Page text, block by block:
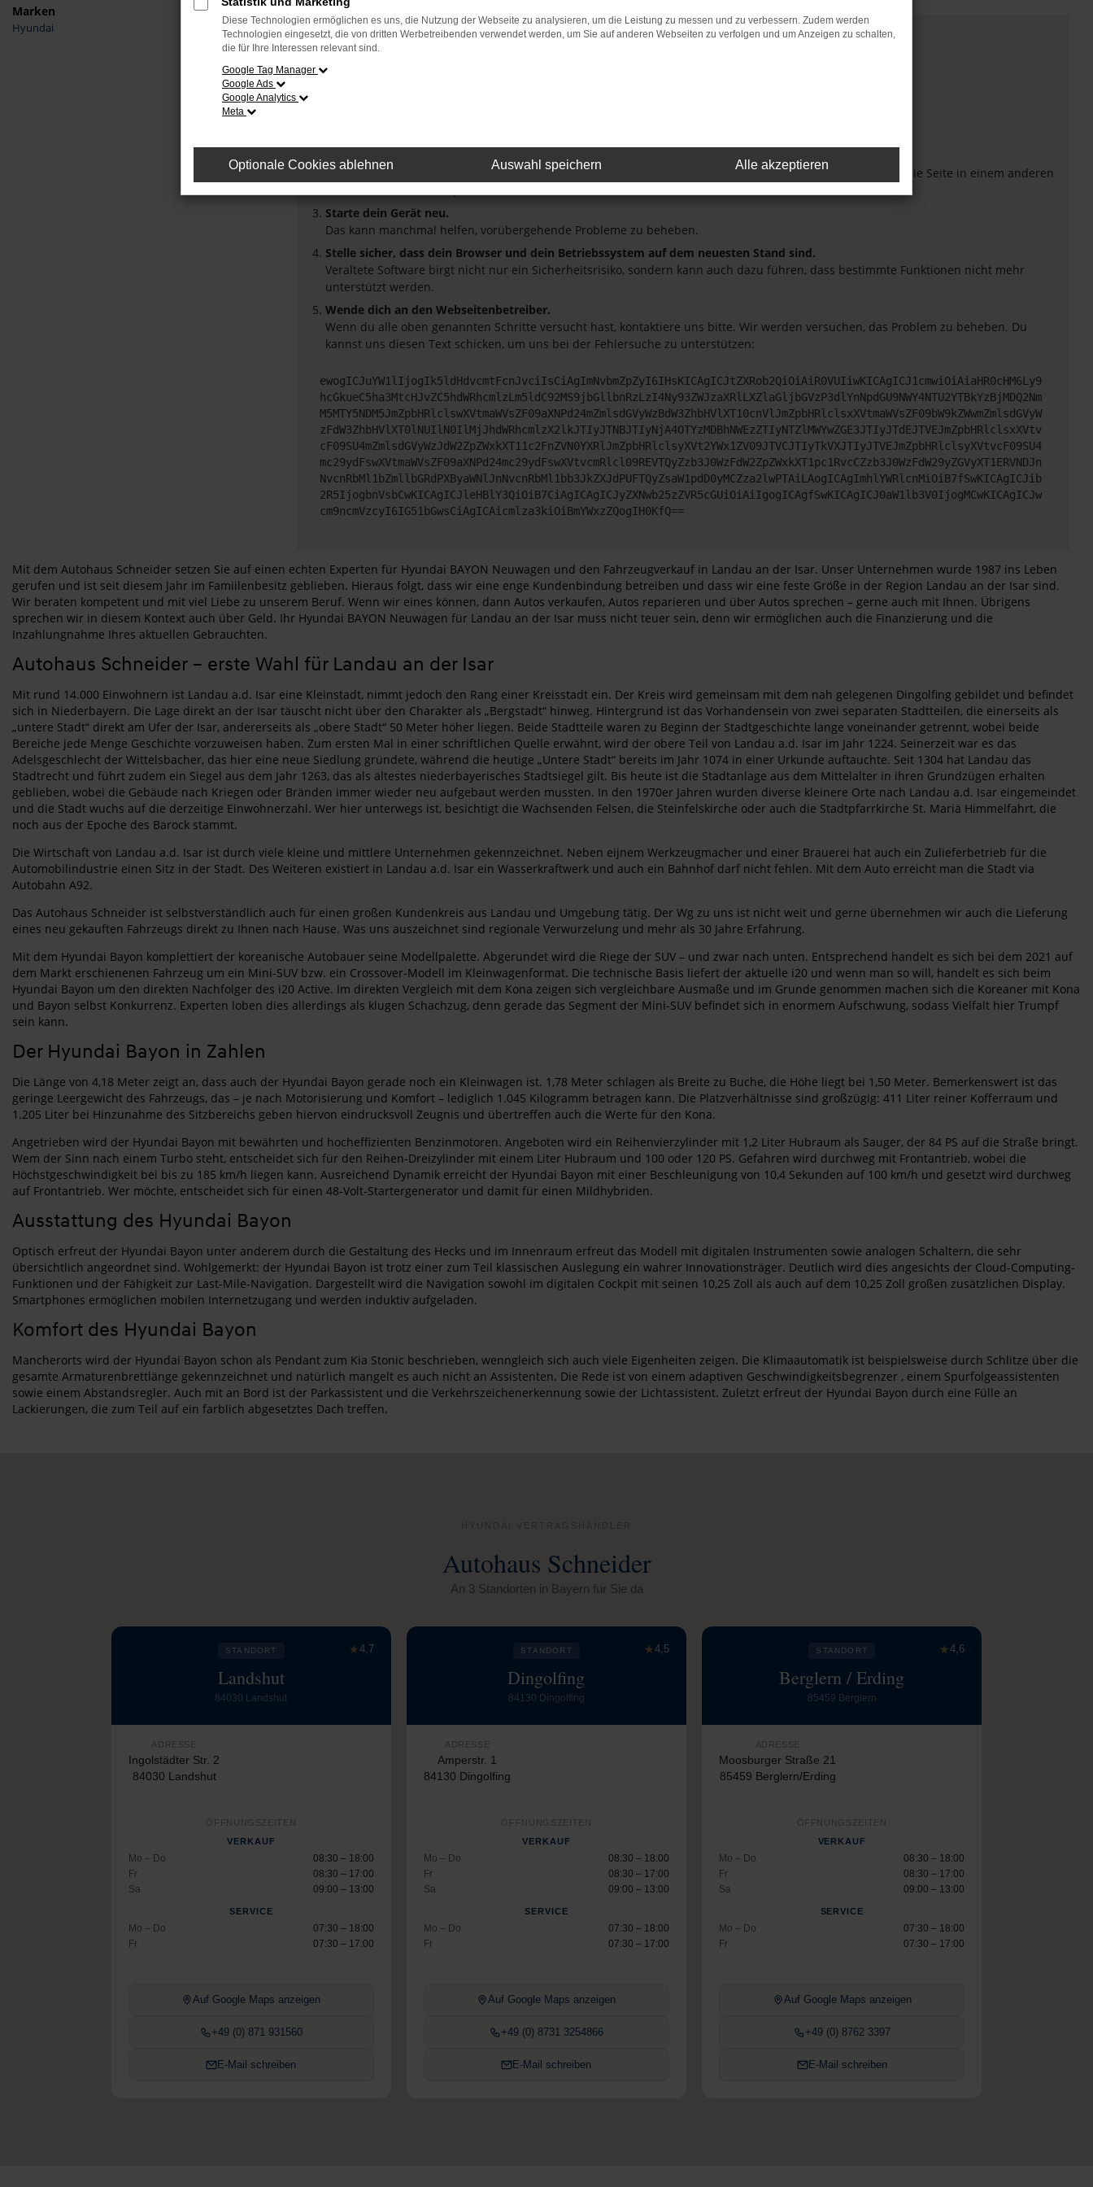
Marken
Hyundai Fehler: Network Error
Beim Laden ist ein Fehler aufgetreten.
Prüfe deine Browsererweiterungen.
Manche Erweiterungen, wie Werbeblocker, können das Laden bestimmter Seiten verhindern. Funktioniert die Seite in einem anderen
Starte dein Gerät neu.
Das kann manchmal helfen, vorübergehende Probleme zu beheben.
Stelle sicher, dass dein Browser und dein Betriebssystem auf dem neuesten Stand sind.
Veraltete Software birgt nicht nur ein Sicherheitsrisiko, sondern kann auch dazu führen, dass bestimmte Funktionen nicht mehr
unterstützt werden.
Wende dich an den Webseitenbetreiber.
Wenn du alle oben genannten Schritte versucht hast, kontaktiere uns bitte. Wir werden versuchen, das Problem zu beheben. Du
kannst uns diesen Text schicken, um uns bei der Fehlersuche zu unterstützen:
ewogICJuYW1lIjogIk5ldHdvcmtFcnJvciIsCiAgImNvbmZpZyI6IHsKICAgICJtZXRob2QiOiAiR0VUIiwKICAgICJ1cmwiOiAiaHR0cHM6Ly9
hcGkueC5ha3MtcHJvZC5hdWRhcmlzLm5ldC92MS9jbGllbnRzLzI4Ny93ZWJzaXRlLXZlaGljbGVzP3dlYnNpdGU9NWY4NTU2YTBkYzBjMDQ2Nm
M5MTY5NDM5JmZpbHRlclswXVtmaWVsZF09aXNPd24mZmlsdGVyWzBdW3ZhbHVlXT10cnVlJmZpbHRlclsxXVtmaWVsZF09bW9kZWwmZmlsdGVyW
zFdW3ZhbHVlXT0lNUIlN0IlMjJhdWRhcmlzX2lkJTIyJTNBJTIyNjA4OTYzMDBhNWEzZTIyNTZlMWYwZGE3JTIyJTdEJTVEJmZpbHRlclsxXVtv
cF09SU4mZmlsdGVyWzJdW2ZpZWxkXT11c2FnZVN0YXRlJmZpbHRlclsyXVt2YWx1ZV09JTVCJTIyTkVXJTIyJTVEJmZpbHRlclsyXVtvcF09SU4
mc29ydFswXVtmaWVsZF09aXNPd24mc29ydFswXVtvcmRlcl09REVTQyZzb3J0WzFdW2ZpZWxkXT1pc1RvcCZzb3J0WzFdW29yZGVyXT1ERVNDJn
NvcnRbMl1bZmllbGRdPXByaWNlJnNvcnRbMl1bb3JkZXJdPUFTQyZsaW1pdD0yMCZza2lwPTAiLAogICAgImhlYWRlcnMiOiB7fSwKICAgICJib
2R5IjogbnVsbCwKICAgICJleHBlY3QiOiB7CiAgICAgICJyZXNwb25zZVR5cGUiOiAiIgogICAgfSwKICAgICJ0aW1lb3V0IjogMCwKICAgICJw
cm9ncmVzcyI6IG51bGwsCiAgICAicmlza3kiOiBmYWxzZQogIH0KfQ==
Mit dem Autohaus Schneider setzen Sie auf einen echten Experten für Hyundai BAYON Neuwagen und den Fahrzeugverkauf in Landau an der Isar. Unser Unternehmen wurde 1987 ins Leben
gerufen und ist seit diesem Jahr im Famiilenbesitz geblieben. Hieraus folgt, dass wir eine enge Kundenbindung betreiben und dass wir eine feste Größe in der Region Landau an der Isar sind.
Wir beraten kompetent und mit viel Liebe zu unserem Beruf. Wenn wir eines können, dann Autos verkaufen, Autos reparieren und über Autos sprechen – gerne auch mit Ihnen. Übrigens
sprechen wir in diesem Kontext auch über Geld. Ihr Hyundai BAYON Neuwagen für Landau an der Isar muss nicht teuer sein, denn wir ermöglichen auch die Finanzierung und die
Inzahlungnahme Ihres aktuellen Gebrauchten.
Autohaus Schneider – erste Wahl für Landau an der Isar
Mit rund 14.000 Einwohnern ist Landau a.d. Isar eine Kleinstadt, nimmt jedoch den Rang einer Kreisstadt ein. Der Kreis wird gemeinsam mit dem nah gelegenen Dingolfing gebildet und befindet
sich in Niederbayern. Die Lage direkt an der Isar täuscht nicht über den Charakter als „Bergstadt“ hinweg. Hintergrund ist das Vorhandensein von zwei separaten Stadtteilen, die einerseits als
„untere Stadt“ direkt am Ufer der Isar, andererseits als „obere Stadt“ 50 Meter höher liegen. Beide Stadtteile waren zu Beginn der Stadtgeschichte lange voneinander getrennt, wobei beide
Bereiche jede Menge Geschichte vorzuweisen haben. Zum ersten Mal in einer schriftlichen Quelle erwähnt, wird der obere Teil von Landau a.d. Isar im Jahr 1224. Seinerzeit war es das
Adelsgeschlecht der Wittelsbacher, das hier eine neue Siedlung gründete, während die heutige „Untere Stadt“ bereits im Jahr 1074 in einer Urkunde auftauchte. Seit 1304 hat Landau das
Stadtrecht und führt zudem ein Siegel aus dem Jahr 1263, das als ältestes niederbayerisches Stadtsiegel gilt. Bis heute ist die Stadtanlage aus dem Mittelalter in ihren Grundzügen erhalten
geblieben, wobei die Gebäude nach Kriegen oder Bränden immer wieder neu aufgebaut werden mussten. In den 1970er Jahren wurden diverse kleinere Orte nach Landau a.d. Isar eingemeindet
und die Stadt wuchs auf die derzeitige Einwohnerzahl. Wer hier unterwegs ist, besichtigt die Wachsenden Felsen, die Steinfelskirche oder auch die Stadtpfarrkirche St. Mariä Himmelfahrt, die
noch aus der Epoche des Barock stammt.
Die Wirtschaft von Landau a.d. Isar ist durch viele kleine und mittlere Unternehmen gekennzeichnet. Neben eijnem Werkzeugmacher und einer Brauerei hat auch ein Zulieferbetrieb für die
Automobilindustrie einen Sitz in der Stadt. Des Weiteren existiert in Landau a.d. Isar ein Wasserkraftwerk und auch ein Bahnhof darf nicht fehlen. Mit dem Auto erreicht man die Stadt via
Autobahn A92.
Das Autohaus Schneider ist selbstverständlich auch für einen großen Kundenkreis aus Landau und Umgebung tätig. Der Wg zu uns ist nicht weit und gerne übernehmen wir auch die Lieferung
eines neu gekauften Fahrzeugs direkt zu Ihnen nach Hause. Was uns auszeichnet sind regionale Verwurzelung und mehr als 30 Jahre Erfahrung.
Mit dem Hyundai Bayon komplettiert der koreanische Autobauer seine Modellpalette. Abgerundet wird die Riege der SUV – und zwar nach unten. Entsprechend handelt es sich bei dem 2021 auf
dem Markt erschienenen Fahrzeug um ein Mini-SUV bzw. ein Crossover-Modell im Kleinwagenformat. Die technische Basis liefert der aktuelle i20 und wenn man so will, handelt es sich beim
Hyundai Bayon um den direkten Nachfolger des i20 Active. Im direkten Vergleich mit dem Kona zeigen sich vergleichbare Ausmaße und im Grunde genommen machen sich die Koreaner mit Kona
und Bayon selbst Konkurrenz. Experten loben dies allerdings als klugen Schachzug, denn gerade das Segment der Mini-SUV befindet sich in enormem Aufschwung, sodass Vielfalt hier Trumpf
sein kann.
Der Hyundai Bayon in Zahlen
Die Länge von 4,18 Meter zeigt an, dass auch der Hyundai Bayon gerade noch ein Kleinwagen ist. 1,78 Meter schlagen als Breite zu Buche, die Höhe liegt bei 1,50 Meter. Bemerkenswert ist das
geringe Leergewicht des Fahrzeugs, das – je nach Motorisierung und Komfort – lediglich 1.045 Kilogramm betragen kann. Die Platzverhältnisse sind großzügig: 411 Liter reiner Kofferraum und
1.205 Liter bei Hinzunahme des Sitzbereichs geben hiervon eindrucksvoll Zeugnis und übertreffen auch die Werte für den Kona.
Angetrieben wird der Hyundai Bayon mit bewährten und hocheffizienten Benzinmotoren. Angeboten wird ein Reihenvierzylinder mit 1,2 Liter Hubraum als Sauger, der 84 PS auf die Straße bringt.
Wem der Sinn nach einem Turbo steht, entscheidet sich für den Reihen-Dreizylinder mit einem Liter Hubraum und 100 oder 120 PS. Gefahren wird durchweg mit Frontantrieb, wobei die
Höchstgeschwindigkeit bei bis zu 185 km/h liegen kann. Ausreichend Dynamik erreicht der Hyundai Bayon mit einer Beschleunigung von 10,4 Sekunden auf 100 km/h und gesetzt wird durchweg
auf Frontantrieb. Wer möchte, entscheidet sich für einen 48-Volt-Startergenerator und damit für einen Mildhybriden.
Ausstattung des Hyundai Bayon
Optisch erfreut der Hyundai Bayon unter anderem durch die Gestaltung des Hecks und im Innenraum erfreut das Modell mit digitalen Instrumenten sowie analogen Schaltern, die sehr
übersichtlich angeordnet sind. Wohlgemerkt: der Hyundai Bayon ist trotz einer zum Teil klassischen Auslegung ein wahrer Innovationsträger. Deutlich wird dies angesichts der Cloud-Computing-
Funktionen und der Fähigkeit zur Last-Mile-Navigation. Dargestellt wird die Navigation sowohl im digitalen Cockpit mit seinen 10,25 Zoll als auch auf dem 10,25 Zoll großen zusätzlichen Display.
Smartphones ermöglichen mobilen Internetzugang und werden induktiv aufgeladen.
Komfort des Hyundai Bayon
Mancherorts wird der Hyundai Bayon schon als Pendant zum Kia Stonic beschrieben, wenngleich sich auch viele Eigenheiten zeigen. Die Klimaautomatik ist beispielsweise durch Schlitze über die
gesamte Armaturenbrettlänge gekennzeichnet und natürlich mangelt es auch nicht an Assistenten. Die Rede ist von einem adaptiven Geschwindigkeitsbegrenzer , einem Spurfolgeassistenten
sowie einem Abstandsregler. Auch mit an Bord ist der Parkassistent und die Verkehrszeichenerkennung sowie der Lichtassistent. Zuletzt erfreut der Hyundai Bayon durch eine Fülle an
Lackierungen, die zum Teil auf ein farblich abgesetztes Dach treffen.
Autohaus Schneider
An 3 Standorten in Bayern für Sie da
★4,7
STANDORT
Landshut
84030 Landshut
ADRESSE
Ingolstädter Str. 2
84030 Landshut
ÖFFNUNGSZEITEN
VERKAUF
Mo – Do
08:30 – 18:00
Fr
08:30 – 17:00
Sa
09:00 – 13:00
SERVICE
Mo – Do
07:30 – 18:00
Fr
07:30 – 17:00
Auf Google Maps anzeigen
+49 (0) 871 931560
E-Mail schreiben
★4,5
STANDORT
Dingolfing
84130 Dingolfing
ADRESSE
Amperstr. 1
84130 Dingolfing
ÖFFNUNGSZEITEN
VERKAUF
Mo – Do
08:30 – 18:00
Fr
08:30 – 17:00
Sa
09:00 – 13:00
SERVICE
Mo – Do
07:30 – 18:00
Fr
07:30 – 17:00
Auf Google Maps anzeigen
+49 (0) 8731 3254866
E-Mail schreiben
★4,6
STANDORT
Berglern / Erding
85459 Berglern
ADRESSE
Moosburger Straße 21
85459 Berglern/Erding
ÖFFNUNGSZEITEN
VERKAUF
Mo – Do
08:30 – 18:00
Fr
08:30 – 17:00
Sa
09:00 – 13:00
SERVICE
Mo – Do
07:30 – 18:00
Fr
07:30 – 17:00
Auf Google Maps anzeigen
+49 (0) 8762 3397
E-Mail schreiben
Diese Technologien ermöglichen es uns, die Nutzung der Webseite zu analysieren, um die Leistung zu messen und zu verbessern. Zudem werden
Technologien eingesetzt, die von dritten Werbetreibenden verwendet werden, um Sie auf anderen Webseiten zu verfolgen und um Anzeigen zu schalten,
die für Ihre Interessen relevant sind.
Google Tag Manager
Google Ads
Google Analytics
Meta
Optionale Cookies ablehnen Auswahl speichern Alle akzeptieren